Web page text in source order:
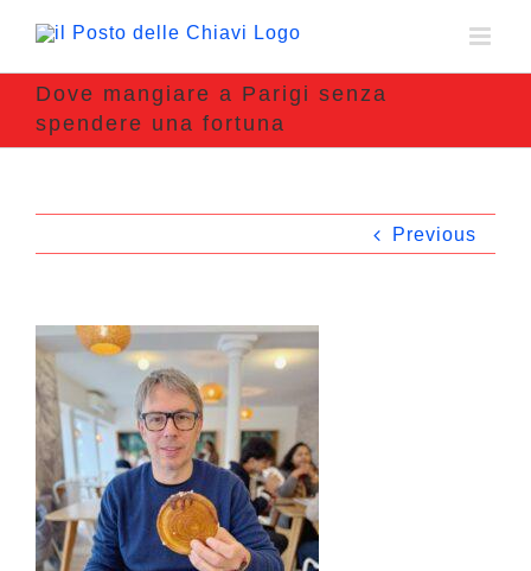
Dove mangiare a Parigi senza
spendere una fortuna
Previous